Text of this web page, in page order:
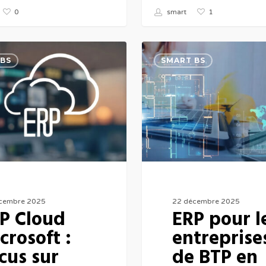
0 smart 1
2025
Cloud
:
sur
ERP
pour
les
entreprises
de
BTP
en
SMART BS
22 décembre 2025
ERP pour
de BTP en